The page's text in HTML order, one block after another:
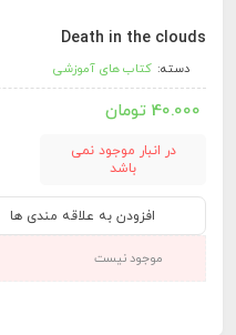
Death in the clouds
دسته: کتاب های آموزشی
40.000 تومان
در انبار موجود نمی
باشد
افزودن به علاقه مندی ها
موجود نیست